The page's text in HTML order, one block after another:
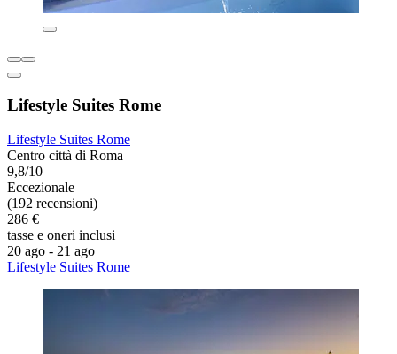
Lifestyle Suites Rome
Lifestyle Suites Rome
Centro città di Roma
9,8/10
Eccezionale
(192 recensioni)
286 €
tasse e oneri inclusi
20 ago - 21 ago
Lifestyle Suites Rome